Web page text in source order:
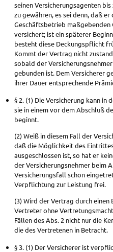
seinen Versicherungsagenten
zu gewähren, es sei denn, daß
Geschäftsbetrieb
versichert; ist ein späterer
besteht diese Deckungspflicht
Kommt der Vertrag nicht
sobald der
gebunden ist. Dem Versicherer
ihrer Dauer entsprechende
§ 2. (1) Die Versicherung kann in
sie in einem vor dem Abschluß
beginnt.
(2) Weiß in diesem Fall der
daß die Möglichkeit des
ausgeschlossen ist, so hat er
der Versicherungsnehmer beim
Versicherungsfall schon
Verpflichtung zur Leistung frei.
(3) Wird der Vertrag durch
Vertreter ohne
Fällen des Abs. 2 nicht nur die
die des Vertretenen in Betracht.
§ 3. (1) Der Versicherer ist